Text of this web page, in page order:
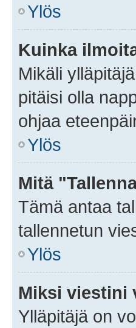
Ylös
Kuinka
Mikäli
pitäisi olla
ohjaa
Ylös
Mitä
Tämä antaa
tallennetun
Ylös
Miksi viestini
Ylläpitäjä on